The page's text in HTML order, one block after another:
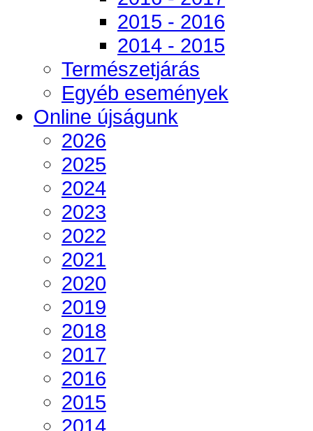
2015 - 2016
2014 - 2015
Természetjárás
Egyéb események
Online újságunk
2026
2025
2024
2023
2022
2021
2020
2019
2018
2017
2016
2015
2014